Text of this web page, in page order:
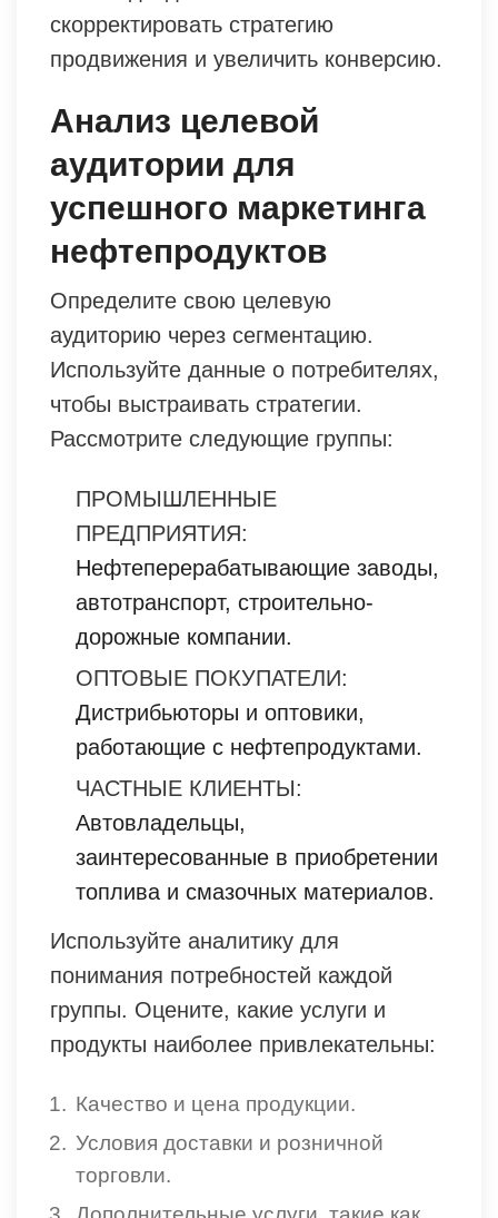
скорректировать стратегию
продвижения и увеличить конверсию.
Анализ целевой
аудитории для
успешного маркетинга
нефтепродуктов
Определите свою целевую
аудиторию через сегментацию.
Используйте данные о потребителях,
чтобы выстраивать стратегии.
Рассмотрите следующие группы:
ПРОМЫШЛЕННЫЕ
ПРЕДПРИЯТИЯ:
Нефтеперерабатывающие заводы,
автотранспорт, строительно-
дорожные компании.
ОПТОВЫЕ ПОКУПАТЕЛИ:
Дистрибьюторы и оптовики,
работающие с нефтепродуктами.
ЧАСТНЫЕ КЛИЕНТЫ:
Автовладельцы,
заинтересованные в приобретении
топлива и смазочных материалов.
Используйте аналитику для
понимания потребностей каждой
группы. Оцените, какие услуги и
продукты наиболее привлекательны:
Качество и цена продукции.
Условия доставки и розничной
торговли.